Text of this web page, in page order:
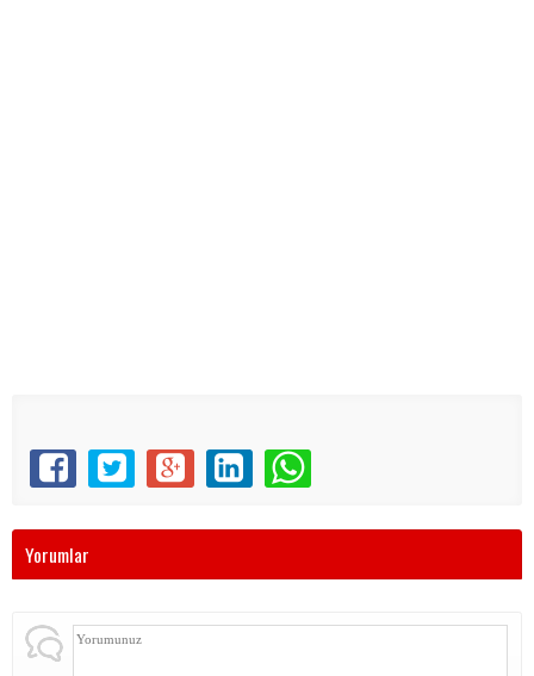
Yorumlar